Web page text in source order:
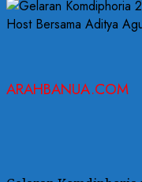
ARAHBANUA.COM